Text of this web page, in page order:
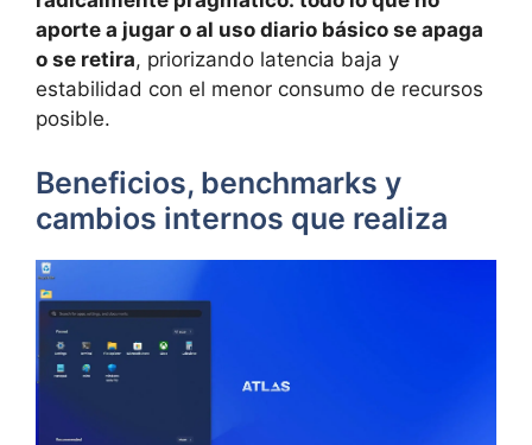
aporte a jugar o al uso diario básico se apaga
o se retira, priorizando latencia baja y
estabilidad con el menor consumo de recursos
posible.
Beneficios, benchmarks y
cambios internos que realiza